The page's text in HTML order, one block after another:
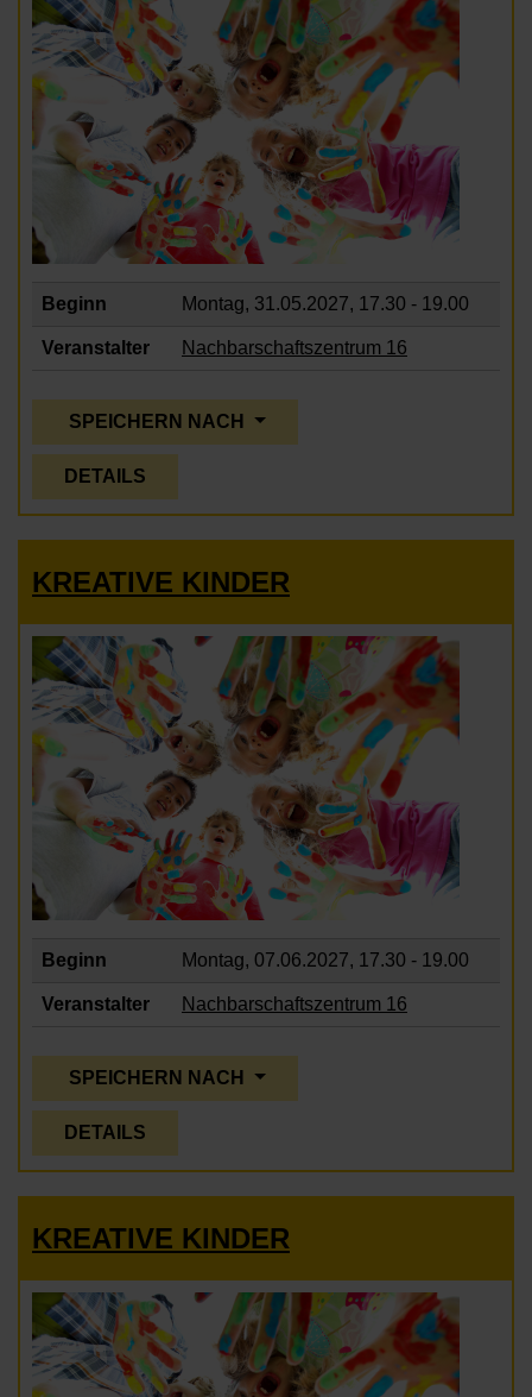
Beginn Montag, 31.05.2027, 17.30 - 19.00
Veranstalter Nachbarschaftszentrum 16
SPEICHERN NACH
DETAILS
KREATIVE KINDER
Beginn Montag, 07.06.2027, 17.30 - 19.00
Veranstalter Nachbarschaftszentrum 16
SPEICHERN NACH
DETAILS
KREATIVE KINDER